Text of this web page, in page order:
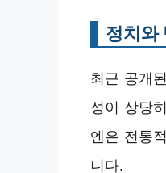
정치와
최근 공개
성이 상당
엔은 전통
니다.